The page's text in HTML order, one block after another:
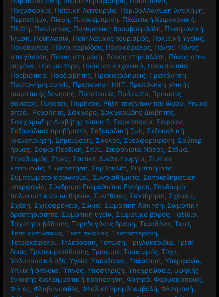
Παθητικές Διατάσεις,Παιδί,Πανδημία ,Πανικός,
Παρακεταμόλη,Παραπληροφόρηση,Παυσίπονα,
Παχυσαρκία ,Πεπτική λειτουργία, Περιβαλλοντική Αντίληψη
Περπάτημα,Πίεση, Πινοσεμπρίνη,Πλαστική Χειρουργική,
Πλάτη,Πνεύμονες,Πνευμονική θρομβοεμβολή,Πνευμονική
Ίνωση,Ποδηλασία, Ποδηλατικός τουρισμός, Πολιτική Υγείας
Πονόδοντος , Πόνοι περιόδου, Πονοκέφαλος,Πόνος,Πόνος
στα γόνατα,Πόνος στη μέση,Πόνος στην πλάτη,Πόνος στον
αυχένα,Πόσιμο νερό,Πράσινα λαχανικά, Πρεσβυωπία
Προβιοτικά,Προδιαβήτης,Προκαταλήψεις,Προπόνηση,
Προπόνηση cardio,Προπονηση HIIT,Προπόνηση ολικής
σωματικής δόνησης,Προστασία,Πρόσωπο, Πρόωρος
θάνατος ,Πυρετός ,Πυρήνας ,Ρήξη τενόντων του ώμου
σπρέι,Ροχαλητό,Σάκχαρο,Σακχαρώδης Διαβήτης,
Σακχαρώδης Διαβήτης τύπου 2,Σαρκοπενία,Σαφράν,
Σεξουαλικά προβήματα,Σεξουαλική ζωή,Σεξουαλική
Ικανοποίηση, Σημειώσεις,Σκύλος,Σουλφοραφάνη,Σούπερ
ήρωες,Σοφία Περδίκη,Σπίτι,Στεφανιαία Νόσος,Στόμα
Στραβισμός ,Στρες,Στυτική Δυσλειτουργία,Στυτική
λειτουργία,Συγκράτηση, Συμβουλές,Συμπτώματα,
Συμπτώματα κορωνοϊού,Συναισθήματα,Συναισθηματική
υπερφαγία,Σύνδρομο Ευερέθιστου Εντέρου,Σύνδρομο
πολυκυστικών ωοθηκών,Συνήθειες,Συντήρηση ,Σχέσεις,
Σχέση,Σχιζοφρένεια,Σώμα,Σωματική Άσκηση,Σωματική
δραστηριότητα,Σωματική υγεία,Σωματικό βάρος, Ταξίδια
Ταχύτητα βάδισης,Τερηδογόνος δράση ,Τερηδόνα
Τεστ κοπώσεως,Τεστ σκάλας,Τεστοστερόνη,
Τετρακέφαλοι,Τηλεόραση ,Τόνωση,Τριγλυκερίδια,Τρίτη
δόση,Τρόποι μετάδοσης, Τρόφιμα,Τσακωμός,Τύχη,
Υαλουρονικό οξύ,Υγεία , Υπέρβαροι, Υπέρταση,Υπερφαγία
Υπνική άπνοια,Ύπνος,Υποστήριξη ,Υποχρεώσεις,υψηλής
έντασης διαλειμματική προπόνηση,Φαγητό,Φαρμακοποιός